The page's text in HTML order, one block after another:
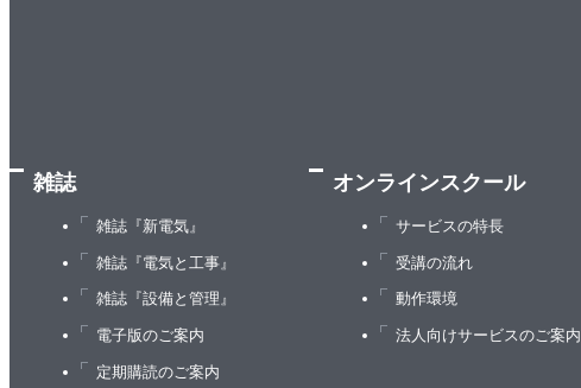
雑誌
雑誌『新電気』
雑誌『電気と工事』
雑誌『設備と管理』
電子版のご案内
定期購読のご案内
オンラインスクール
サービスの特長
受講の流れ
動作環境
法人向けサービスのご案内